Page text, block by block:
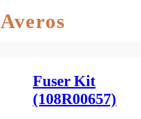
Averos
Fuser Kit
(108R00657)